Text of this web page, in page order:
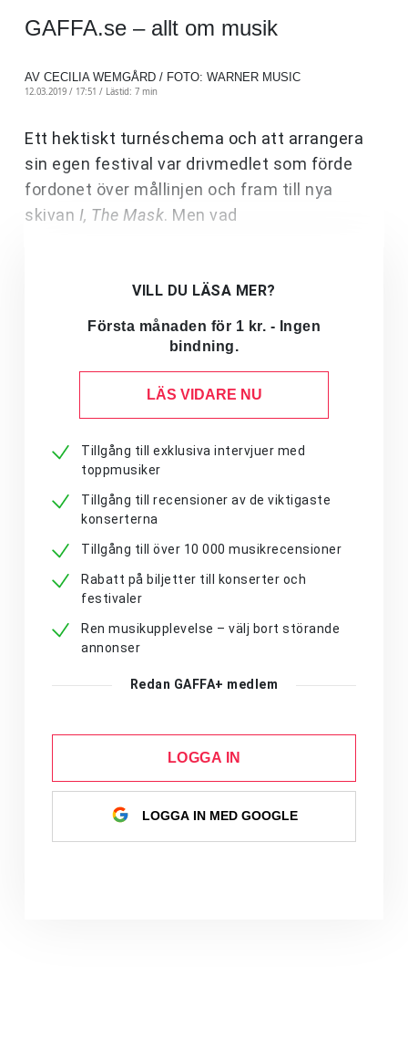
GAFFA.se – allt om musik
AV CECILIA WEMGÅRD / FOTO: WARNER MUSIC
12.03.2019 / 17:51 / Lästid: 7 min
Ett hektiskt turnéschema och att arrangera
sin egen festival var drivmedlet som förde
fordonet över mållinjen och fram till nya
skivan I, The Mask. Men vad
VILL DU LÄSA MER?
Första månaden för 1 kr. - Ingen
bindning.
LÄS VIDARE NU
Tillgång till exklusiva intervjuer med
toppmusiker
Tillgång till recensioner av de viktigaste
konserterna
Tillgång till över 10 000 musikrecensioner
Rabatt på biljetter till konserter och
festivaler
Ren musikupplevelse – välj bort störande
annonser
Redan GAFFA+ medlem
LOGGA IN
LOGGA IN MED GOOGLE